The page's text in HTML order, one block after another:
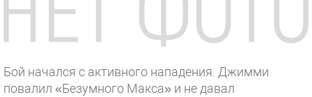
Бой начался с активного нападения. Джимми
повалил «Безумного Макса» и не давал